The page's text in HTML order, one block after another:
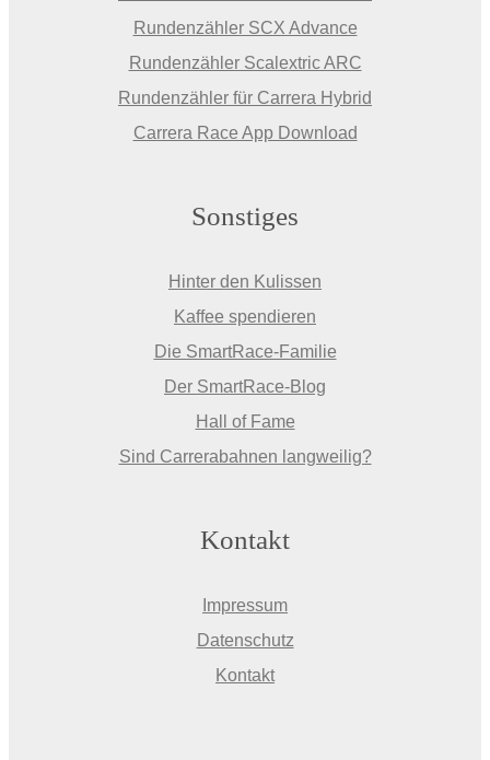
Rundenzähler SCX Advance
Rundenzähler Scalextric ARC
Rundenzähler für Carrera Hybrid
Carrera Race App Download
Sonstiges
Hinter den Kulissen
Kaffee spendieren
Die SmartRace-Familie
Der SmartRace-Blog
Hall of Fame
Sind Carrerabahnen langweilig?
Kontakt
Impressum
Datenschutz
Kontakt